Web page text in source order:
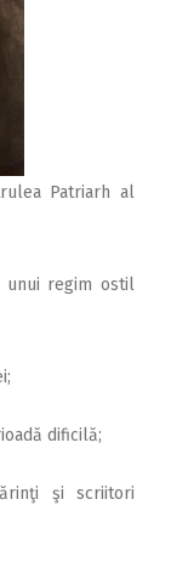
Patriarh al
regim ostil
dificilă;
şi scriitori